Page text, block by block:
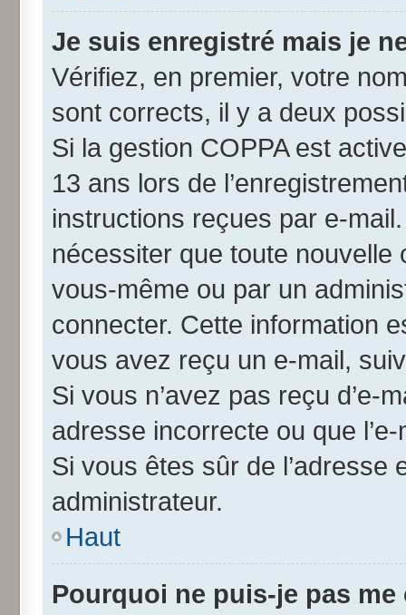
Je suis enregistré mais je
Vérifiez, en premier, votre
sont corrects, il y a deux
Si la gestion COPPA est
13 ans lors de
instructions reçues par e-
nécessiter que toute
vous-même ou par un
connecter. Cette information
vous avez reçu un e-mail,
Si vous n’avez pas reçu d’e-
adresse incorrecte ou que
Si vous êtes sûr de l’adresse
administrateur.
Haut
Pourquoi ne puis-je pas